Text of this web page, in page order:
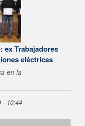
ex Trabajadores
eléctricas
en la
- 10:44